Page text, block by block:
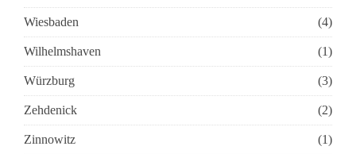
Wiesbaden (4)
Wilhelmshaven (1)
Würzburg (3)
Zehdenick (2)
Zinnowitz (1)